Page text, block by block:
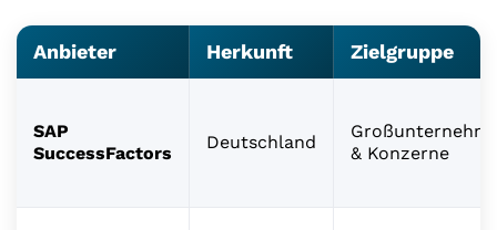
Anbieter Herkunft Zielgruppe
SAP
SuccessFactors
Deutschland
& Konzerne